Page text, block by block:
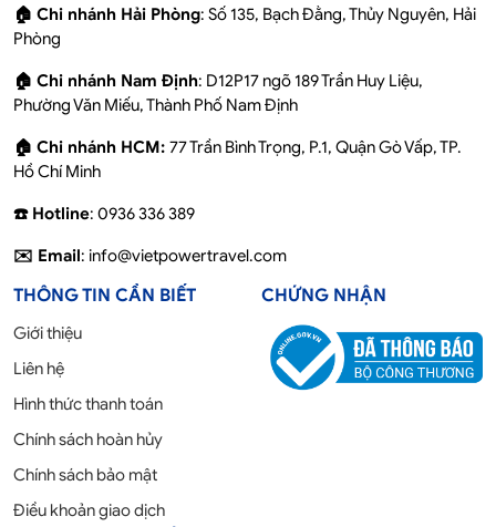
🏠 Chi nhánh Hải Phòng: Số 135, Bạch Đằng, Thủy Nguyên, Hải
Phòng
🏠 Chi nhánh Nam Định: D12P17 ngõ 189 Trần Huy Liệu,
Phường Văn Miếu, Thành Phố Nam Định
🏠 Chi nhánh HCM: 77 Trần Bình Trọng, P.1, Quận Gò Vấp, TP.
Hồ Chí Minh
☎️ Hotline: 0936 336 389
✉️ Email: info@vietpowertravel.com
THÔNG TIN CẦN BIẾT
Giới thiệu
Liên hệ
Hình thức thanh toán
Chính sách hoàn hủy
Chính sách bảo mật
Điều khoản giao dịch
CHỨNG NHẬN